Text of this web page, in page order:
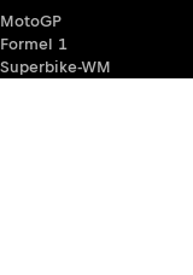
MotoGP
Formel 1
Superbike-WM